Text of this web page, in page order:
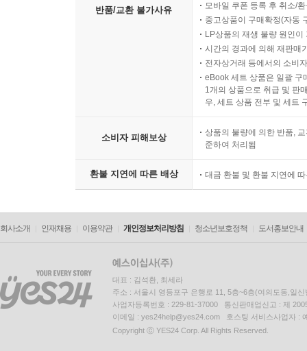
반품/교환 불가사유
모바일 쿠폰 등록 후 취소/
중고상품이 구매확정(자동
LP상품의 재생 불량 원인
시간의 경과에 의해 재판매
전자상거래 등에서의 소비
eBook 세트 상품은 일괄 구
1개의 상품으로 취급 및 판
우, 세트 상품 전부 및 세트
소비자 피해보상
상품의 불량에 의한 반품,
준하여 처리됨
환불 지연에 따른 배상 대금 환불 및 환불 지연에
회사소개 인재채용 이용약관 개인정보처리방침 청소년보호정책 도서홍보안내
대표 : 김석환, 최세라
주소 : 서울시 영등포구 은행로 11, 5층~6층(여의도동,일신
사업자등록번호 : 229-81-37000 통신판매업신고 : 제
이메일 : yes24help@yes24.com 호스팅 서비스사업자 :
Copyright ⓒ YES24 Corp. All Rights Reserved.